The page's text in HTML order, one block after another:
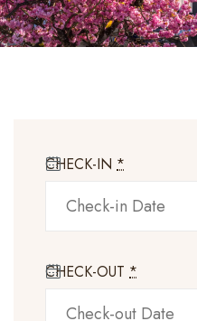
Restaurante
O que fazer
Contato
CHECK-IN *
CHECK-OUT *